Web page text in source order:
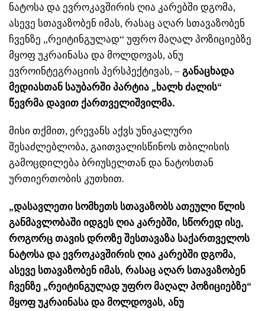
ნატოსა და ევროკავშირის ღია კარებში დგომა,
ასევე სთავაზობენ იმას, რასაც აღარ სთავაზობენ
ჩვენზე „რეიტინგულად“ უფრო მაღალ პოზიციებზე
მყოფ უკრაინასა და მოლდოვას, ანუ
ევროინტეგრაციის პერსპექტივას, – განაცხადა
მედიასთან საუბარში პარტია „ხალხ ძალის“
წევრმა დავით ქართველიშვილმა.
მისი თქმით, ერევანს აქვს უნიკალური
შესაძლებლობა, გაითვალისწინოს თბილისის
გამოცდილება ბრიუსელთან და ნატოსთან
ურთიერთობის კუთხით.
„დასავლეთი სომხეთს სთავაზობს ათეული წლის
განმავლობაში იდგეს ღია კარებში, სწორედ ისე,
როგორც თავის დროზე შესთავაზა საქართველოს
ნატოსა და ევროკავშირის ღია კარებში დგომა,
ასევე სთავაზობენ იმას, რასაც აღარ სთავაზობენ
ჩვენზე „რეიტინგულად უფრო მაღალ პოზიციებზე“
მყოფ უკრაინასა და მოლდოვას, ანუ